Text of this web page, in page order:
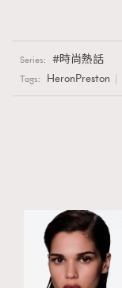
Series: 時尚熱話
Tags: HeronPreston